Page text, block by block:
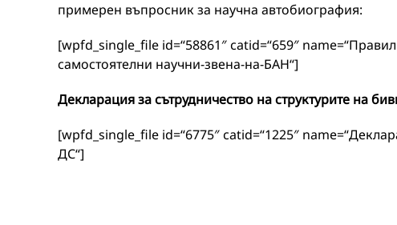
примерен въпросник за научна автобиография:
[wpfd_single_file id=“58861″ catid=“659″
самостоятелни научни-звена-на-БАН“]
Декларация за сътрудничество на структурите на
[wpfd_single_file id=“6775″ catid=“1225″
ДС“]